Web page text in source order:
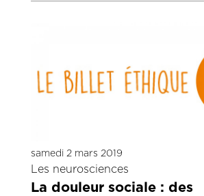
samedi 2 mars 2019
Les neurosciences
La douleur sociale : des